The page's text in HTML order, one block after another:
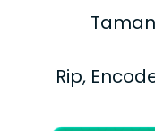
Rip,